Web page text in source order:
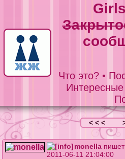
Что это?•
< < <
monella
2011-06-11 21:04:00